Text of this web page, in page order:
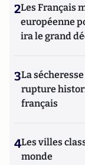
2Les Français
européenne
ira le grand
3La
rupture
français
4Les villes
monde